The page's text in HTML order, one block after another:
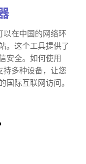
在中国的网络环
。这个工具提供了
安全。如何使用
多种设备，让您
际互联网访问。